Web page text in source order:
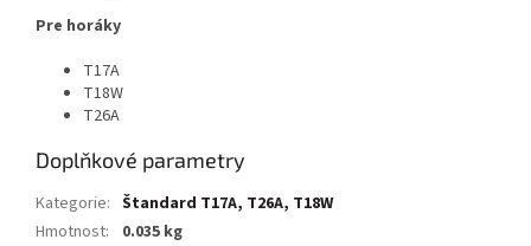
Pre horáky
T17A
T18W
T26A
Doplňkové parametry
Kategorie: Štandard T17A, T26A, T18W
Hmotnost:
0.035 kg